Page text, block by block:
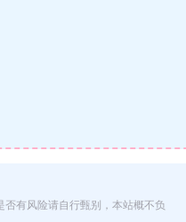
有风险请自行甄别，本站概不负